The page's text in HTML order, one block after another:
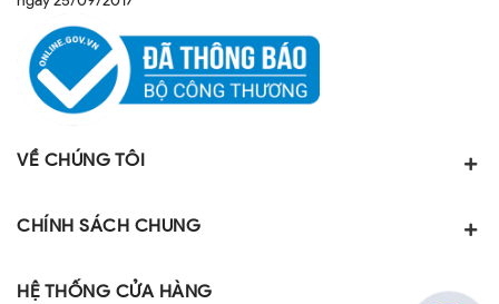
VỀ CHÚNG TÔI
CHÍNH SÁCH CHUNG
HỆ THỐNG CỬA HÀNG